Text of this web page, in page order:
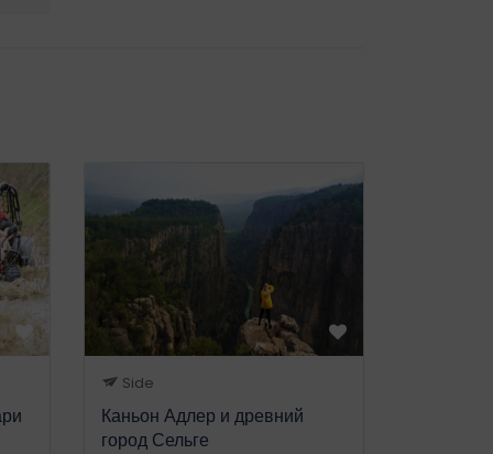
Side
Каньон Адлер и древний
город Сельге